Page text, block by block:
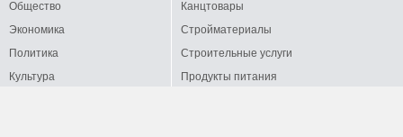
Общество
Экономика
Политика
Культура
Канцтовары
Стройматериалы
Строительные услуги
Продукты питания